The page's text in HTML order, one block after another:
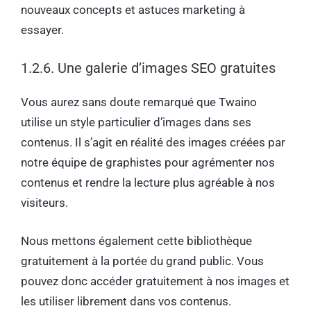
nouveaux concepts et astuces marketing à
essayer.
1.2.6. Une galerie d’images SEO gratuites
Vous aurez sans doute remarqué que Twaino
utilise un style particulier d’images dans ses
contenus. Il s’agit en réalité des images créées par
notre équipe de graphistes pour agrémenter nos
contenus et rendre la lecture plus agréable à nos
visiteurs.
Nous mettons également cette bibliothèque
gratuitement à la portée du grand public. Vous
pouvez donc accéder gratuitement à nos images et
les utiliser librement dans vos contenus.